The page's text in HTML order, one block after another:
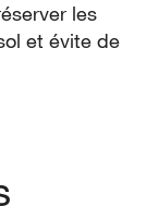
les
et évite de